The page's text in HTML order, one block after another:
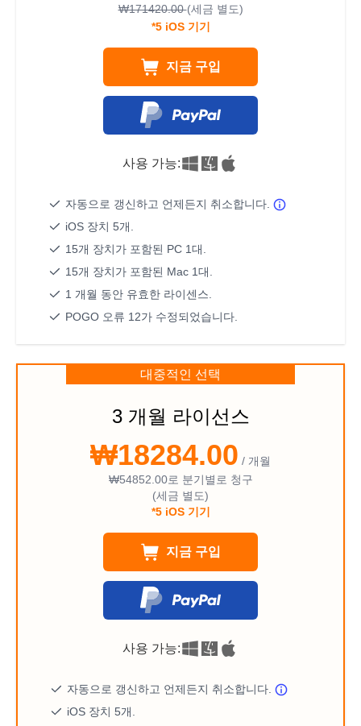
₩171420.00(세금 별도)
*5 iOS 기기
지금 구입
사용 가능:
자동으로 갱신하고 언제든지 취소합니다.
iOS 장치 5개.
15개 장치가 포함된 PC 1대.
15개 장치가 포함된 Mac 1대.
1 개월 동안 유효한 라이센스.
POGO 오류 12가 수정되었습니다.
대중적인 선택
3 개월 라이선스
₩18284.00 / 개월
₩54852.00로 분기별로 청구
(세금 별도)
*5 iOS 기기
지금 구입
사용 가능:
자동으로 갱신하고 언제든지 취소합니다.
iOS 장치 5개.